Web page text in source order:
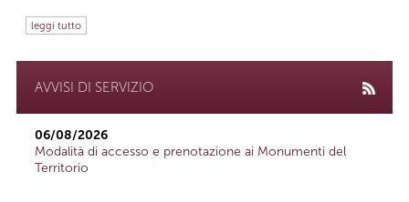
leggi tutto
AVVISI DI SERVIZIO
06/08/2026
Modalità di accesso e prenotazione ai Monumenti del
Territorio